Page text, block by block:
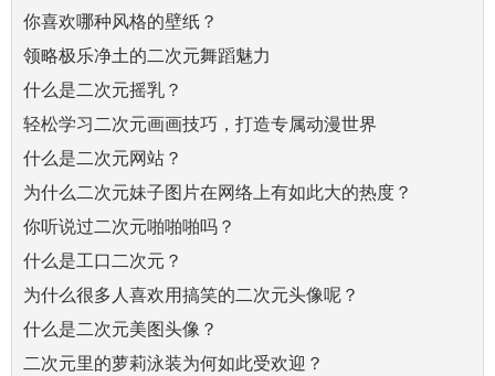
你喜欢哪种风格的壁纸？
领略极乐净土的二次元舞蹈魅力
什么是二次元摇乳？
轻松学习二次元画画技巧，打造专属动漫世界
什么是二次元网站？
为什么二次元妹子图片在网络上有如此大的热度？
你听说过二次元啪啪啪吗？
什么是工口二次元？
为什么很多人喜欢用搞笑的二次元头像呢？
什么是二次元美图头像？
二次元里的萝莉泳装为何如此受欢迎？